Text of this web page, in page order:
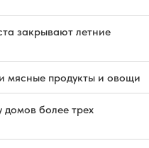
закрывают летние
мясные продукты и овощи
более трех